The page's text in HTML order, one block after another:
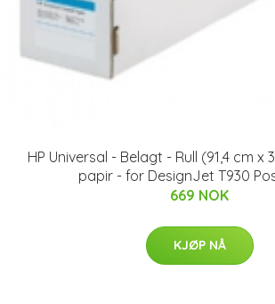
HP Universal - Belagt - Rull (91,4 cm x
papir - for DesignJet T930
669 NOK
KJØP NÅ